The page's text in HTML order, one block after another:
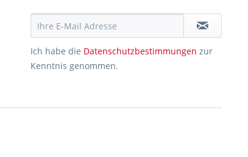
Ich habe die Datenschutzbestimmungen zur
Kenntnis genommen.